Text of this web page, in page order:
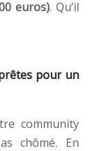
euros). Qu’il
pour un
community
chômé. En